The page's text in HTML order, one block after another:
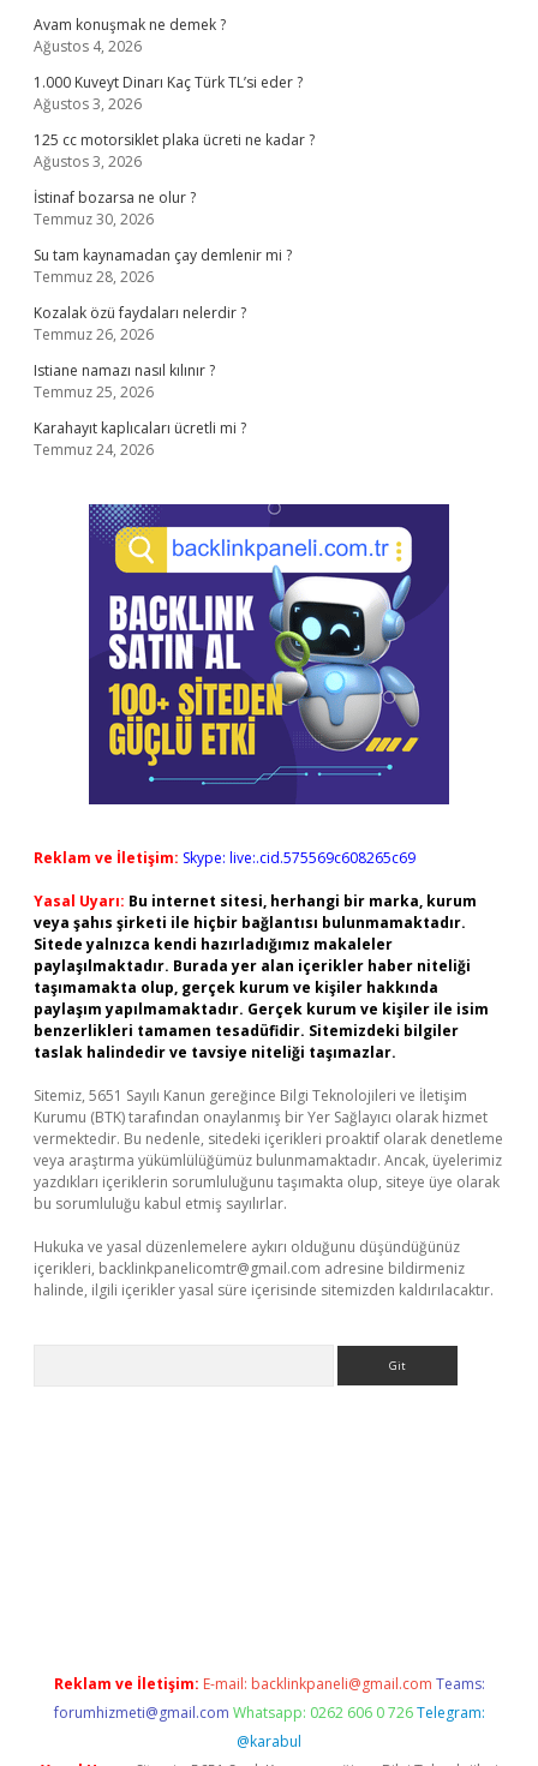
Avam konuşmak ne demek ?
Ağustos 4, 2026
1.000 Kuveyt Dinarı Kaç Türk TL’si eder ?
Ağustos 3, 2026
125 cc motorsiklet plaka ücreti ne kadar ?
Ağustos 3, 2026
İstinaf bozarsa ne olur ?
Temmuz 30, 2026
Su tam kaynamadan çay demlenir mi ?
Temmuz 28, 2026
Kozalak özü faydaları nelerdir ?
Temmuz 26, 2026
Istiane namazı nasıl kılınır ?
Temmuz 25, 2026
Karahayıt kaplıcaları ücretli mi ?
Temmuz 24, 2026
Reklam ve İletişim: Skype: live:.cid.575569c608265c69
Yasal Uyarı: Bu internet sitesi, herhangi bir marka, kurum
veya şahıs şirketi ile hiçbir bağlantısı bulunmamaktadır.
Sitede yalnızca kendi hazırladığımız makaleler
paylaşılmaktadır. Burada yer alan içerikler haber niteliği
taşımamakta olup, gerçek kurum ve kişiler hakkında
paylaşım yapılmamaktadır. Gerçek kurum ve kişiler ile isim
benzerlikleri tamamen tesadüfidir. Sitemizdeki bilgiler
taslak halindedir ve tavsiye niteliği taşımazlar.
Sitemiz, 5651 Sayılı Kanun gereğince Bilgi Teknolojileri ve İletişim
Kurumu (BTK) tarafından onaylanmış bir Yer Sağlayıcı olarak hizmet
vermektedir. Bu nedenle, sitedeki içerikleri proaktif olarak denetleme
veya araştırma yükümlülüğümüz bulunmamaktadır. Ancak, üyelerimiz
yazdıkları içeriklerin sorumluluğunu taşımakta olup, siteye üye olarak
bu sorumluluğu kabul etmiş sayılırlar.
Hukuka ve yasal düzenlemelere aykırı olduğunu düşündüğünüz
içerikleri, backlinkpanelicomtr@gmail.com adresine bildirmeniz
halinde, ilgili içerikler yasal süre içerisinde sitemizden kaldırılacaktır.
Reklam ve İletişim: E-mail: backlinkpaneli@gmail.com Teams:
forumhizmeti@gmail.com Whatsapp: 0262 606 0 726 Telegram:
@karabul